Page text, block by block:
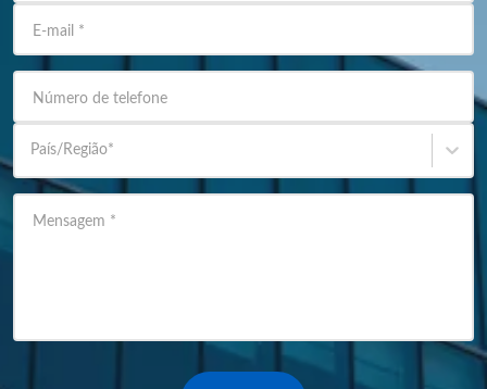
E-mail *
Número de telefone
País/Região*
Mensagem *